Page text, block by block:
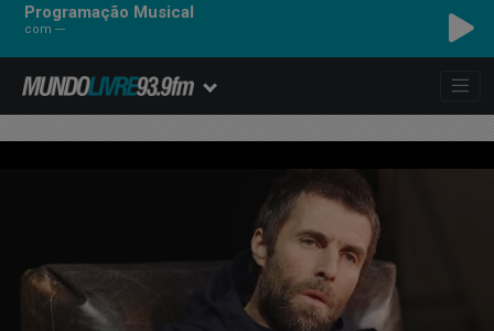
Programação Musical
com ---
VERVE, THE - SONNET